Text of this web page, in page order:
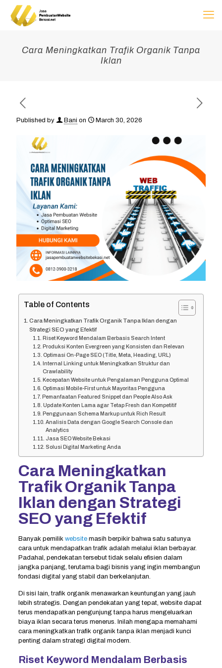
Cara Meningkatkan Trafik Organik Tanpa
Iklan
Published by Bani on March 30, 2026
Table of Contents
Cara Meningkatkan Trafik Organik Tanpa Iklan dengan
Strategi SEO yang Efektif
Riset Keyword Mendalam Berbasis Search Intent
Produksi Konten Evergreen yang Konsisten dan Relevan
Optimasi On-Page SEO (Title, Meta, Heading, URL)
Internal Linking untuk Meningkatkan Struktur dan
Crawlability
Kecepatan Website untuk Pengalaman Pengguna Optimal
Optimasi Mobile-First untuk Mayoritas Pengguna
Pemanfaatan Featured Snippet dan People Also Ask
Update Konten Lama agar Tetap Fresh dan Kompetitif
Penggunaan Schema Markup untuk Rich Result
Analisis Data dengan Google Search Console dan
Analytics
Jasa SEO Website Bekasi
Solusi Digital Marketing Anda
Cara Meningkatkan
Trafik Organik Tanpa
Iklan dengan Strategi
SEO yang Efektif
Banyak pemilik websitemasih berpikir bahwa satu satunya
cara untuk mendapatkan trafik adalah melalui iklan berbayar.
Padahal, pendekatan tersebut tidak selalu efisien dalam
jangka panjang, terutama bagi bisnis yang ingin membangun
fondasi digital yang stabil dan berkelanjutan.
Di sisi lain, trafik organik menawarkan keuntungan yang jauh
lebih strategis. Dengan pendekatan yang tepat, website dapat
terus mendapatkan pengunjung tanpa harus mengeluarkan
biaya iklan secara terus menerus. Inilah mengapa memahami
cara meningkatkan trafik organik tanpa iklan menjadi kunci
penting dalam strategi digital modern.
Riset Keyword Mendalam Berbasis